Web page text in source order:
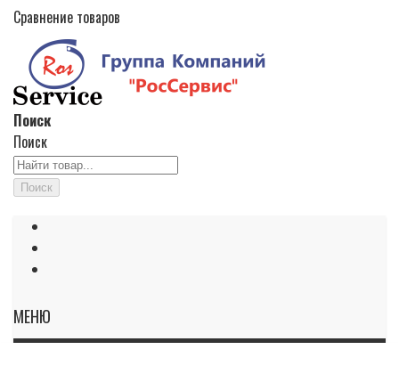
Сравнение товаров
Поиск
Поиск
Поиск
МЕНЮ